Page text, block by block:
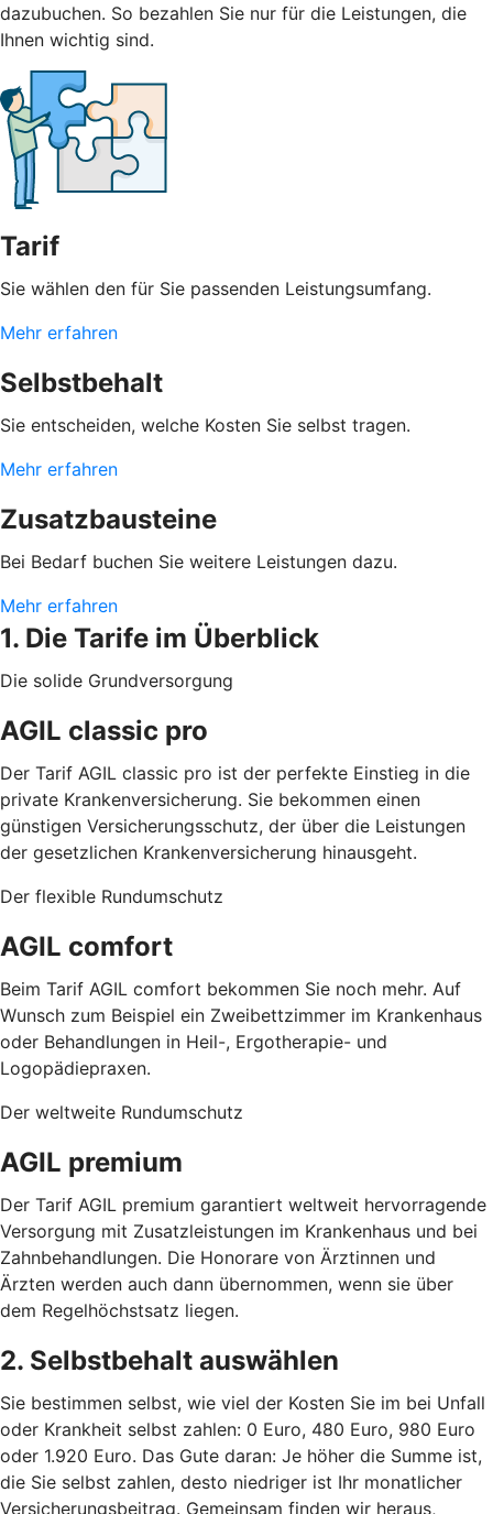
dazubuchen. So bezahlen Sie nur für die Leistungen, die
Ihnen wichtig sind.
Tarif
Sie wählen den für Sie passenden Leistungsumfang.
Mehr erfahren
Selbstbehalt
Sie entscheiden, welche Kosten Sie selbst tragen.
Mehr erfahren
Zusatzbausteine
Bei Bedarf buchen Sie weitere Leistungen dazu.
Mehr erfahren
1. Die Tarife im Überblick
Die solide Grundversorgung
AGIL classic pro
Der Tarif AGIL classic pro ist der perfekte Einstieg in die
private Krankenversicherung. Sie bekommen einen
günstigen Versicherungsschutz, der über die Leistungen
der gesetzlichen Krankenversicherung hinausgeht.
Der flexible Rundumschutz
AGIL comfort
Beim Tarif AGIL comfort bekommen Sie noch mehr. Auf
Wunsch zum Beispiel ein Zweibettzimmer im Krankenhaus
oder Behandlungen in Heil-, Ergotherapie- und
Logopädiepraxen.
Der weltweite Rundumschutz
AGIL premium
Der Tarif AGIL premium garantiert weltweit hervorragende
Versorgung mit Zusatzleistungen im Krankenhaus und bei
Zahnbehandlungen. Die Honorare von Ärztinnen und
Ärzten werden auch dann übernommen, wenn sie über
dem Regelhöchstsatz liegen.
2. Selbstbehalt auswählen
Sie bestimmen selbst, wie viel der Kosten Sie im bei Unfall
oder Krankheit selbst zahlen: 0 Euro, 480 Euro, 980 Euro
oder 1.920 Euro. Das Gute daran: Je höher die Summe ist,
die Sie selbst zahlen, desto niedriger ist Ihr monatlicher
Versicherungsbeitrag. Gemeinsam finden wir heraus,